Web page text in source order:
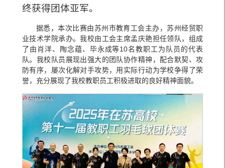
终获得团体亚军。
据悉，本次比赛由苏州市教育工会主办，苏州经贸职
业技术学院承办。我校由工会主席孟庆艳担任领队，组成
了由肖洋、陶念蕴、毕永成等10名教职工为队员的代表
队。我校队员展现出强大的团队协作精神，配合默契、攻
防有序，屡次化解对手攻势，用实际行动为学校争得了荣
誉，充分展现了我校教职员工积极进取的良好精神面貌。